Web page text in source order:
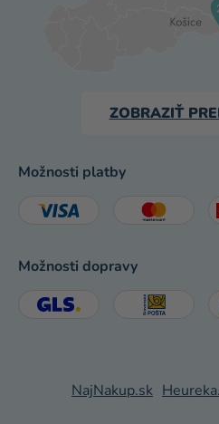
ZOBRAZIŤ
Možnosti platby
Možnosti dopravy
NajNakup.sk